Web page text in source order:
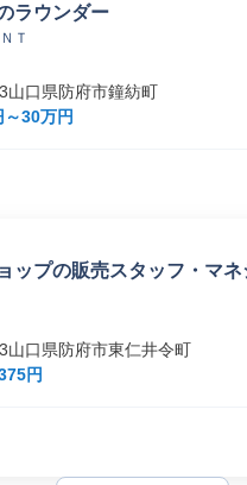
ラウンダー
Ｔ
山口県防府市鐘紡町
～30万円
ップの販売スタッフ・マ
山口県防府市東仁井令町
円